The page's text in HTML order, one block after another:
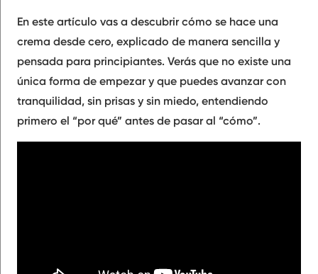
En este artículo vas a descubrir cómo se hace una
crema desde cero, explicado de manera sencilla y
pensada para principiantes. Verás que no existe una
única forma de empezar y que puedes avanzar con
tranquilidad, sin prisas y sin miedo, entendiendo
primero el “por qué” antes de pasar al “cómo”.